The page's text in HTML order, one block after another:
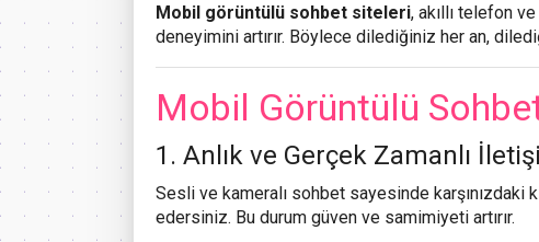
Mobil görüntülü sohbet siteleri, akıllı telefon
deneyimini artırır. Böylece dilediğiniz her an,
Mobil Görüntülü
1. Anlık ve Gerçek Zamanlı
Sesli ve kameralı sohbet sayesinde
edersiniz. Bu durum güven ve samimiyeti artırır.